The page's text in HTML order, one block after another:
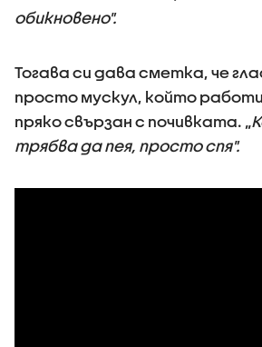
обикновено".
Тогава си дава сметка, че
просто мускул, който
пряко свързан с почивката. „
трябва да пея, просто спя".